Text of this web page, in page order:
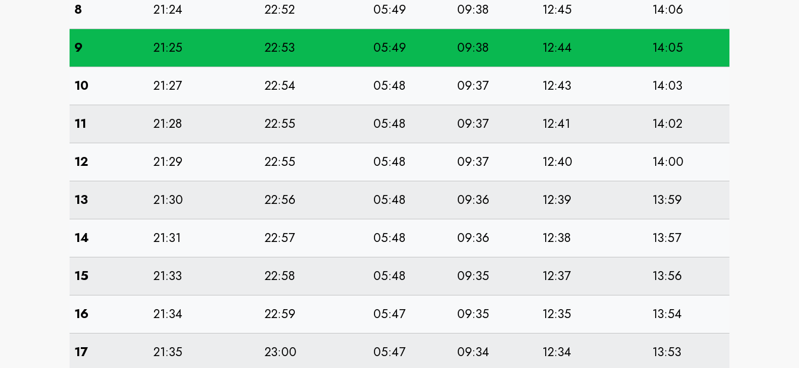
8 21:24 22:52 05:49 09:38 12:45 14:06
9 21:25 22:53 05:49 09:38 12:44 14:05
10 21:27 22:54 05:48 09:37 12:43 14:03
11 21:28 22:55 05:48 09:37 12:41 14:02
12 21:29 22:55 05:48 09:37 12:40 14:00
13 21:30 22:56 05:48 09:36 12:39 13:59
14 21:31 22:57 05:48 09:36 12:38 13:57
15 21:33 22:58 05:48 09:35 12:37 13:56
16 21:34 22:59 05:47 09:35 12:35 13:54
17 21:35 23:00 05:47 09:34 12:34 13:53